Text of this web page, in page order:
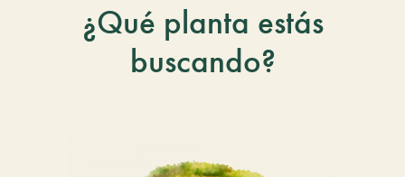
¿Qué planta estás
buscando?